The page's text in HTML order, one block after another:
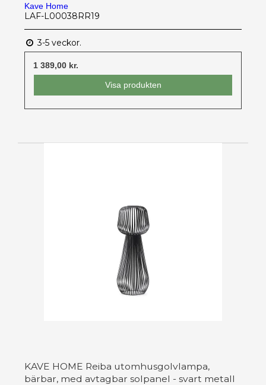
Kave Home
LAF-L00038RR19
3-5 veckor.
1 389,00 kr.
Visa produkten
KAVE HOME Reiba utomhusgolvlampa,
bärbar, med avtagbar solpanel - svart metall